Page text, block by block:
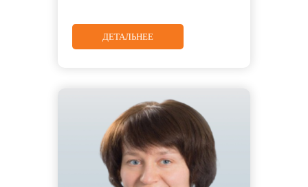
ДЕТАЛЬНЕЕ